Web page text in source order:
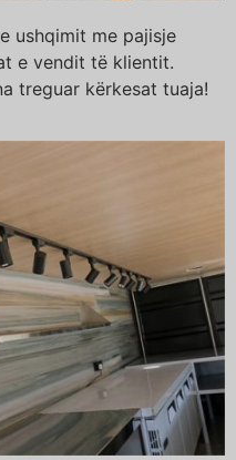
ushqimit me pajisje
e vendit të klientit.
treguar kërkesat tuaja!